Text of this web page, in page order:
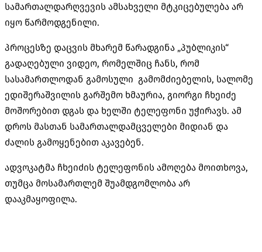
სამართალდარღვევის ამსახველი მტკიცებულება არ
იყო წარმოდგენილი.
პროცესზე დაცვის მხარემ წარადგინა „პუბლიკის“
გადაღებული ვიდეო, რომელშიც ჩანს, რომ
სასამართლოდან გამოსული გამომძიებელის, სალომე
ედიშერაშვილის გარშემო ხმაურია, გიორგი ჩხეიძე
მოშორებით დგას და ხელში ტელეფონი უჭირავს. ამ
დროს მასთან სამართალდამცველები მიდიან და
ძალის გამოყენებით აკავებენ.
ადვოკატმა ჩხეიძის ტელეფონის ამოღება მოითხოვა,
თუმცა მოსამართლემ შუამდგომლობა არ
დააკმაყოფილა.